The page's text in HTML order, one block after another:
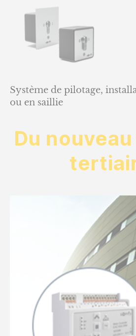
Système de pilotage,
ou en saillie
Du